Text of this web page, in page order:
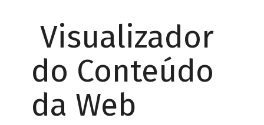
Visualizador
do Conteúdo
da Web